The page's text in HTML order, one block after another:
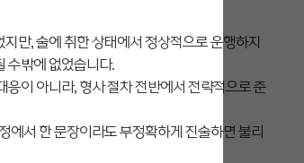
만, 술에 취한 상태에서 정상적으로 운행하지
수밖에 없었습니다.
이 아니라, 형사 절차 전반에서 전략적으로 준
에서 한 문장이라도 부정확하게 진술하면 불리